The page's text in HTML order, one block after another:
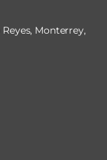
Reyes, Monterrey,